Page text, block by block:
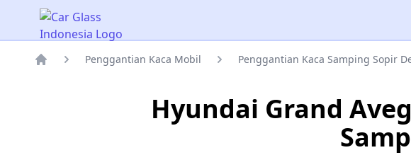
Car Glass Indonesia
Penggantian Kaca Mobil Penggantian Kaca Samping Sopir
Hyundai Grand